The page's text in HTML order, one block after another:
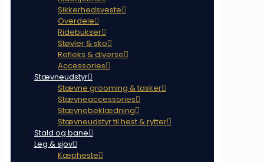
Sikkerhedsveste
Overdele
Ridebukser
Støvler & sko
Refleks & diverse
Accessories
Stævneudstyr
Stævne grooming & tasker
Stævneaccessories
Stævnebeklædning
Stævneudstyr til hest & rytter
Stald og bane
Leg & sjov
Kæpheste